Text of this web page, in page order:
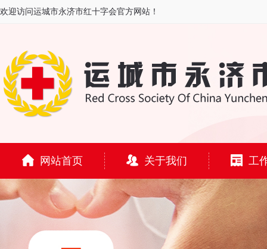
欢迎访问运城市永济市红十字会官方网站！
网站首页 关于我们 工